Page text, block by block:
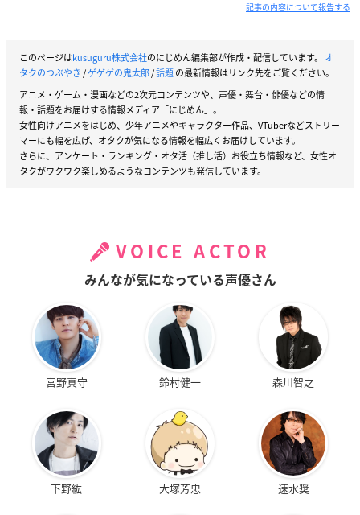
記事の内容について報告する
このページはkusuguru株式会社のにじめん編集部が作成・配信しています。 オ
タクのつぶやき/ゲゲゲの鬼太郎/話題の最新情報はリンク先をご覧ください。
アニメ・ゲーム・漫画などの2次元コンテンツや、声優・舞台・俳優などの情
報・話題をお届けする情報メディア「にじめん」。
女性向けアニメをはじめ、少年アニメやキャラクター作品、VTuberなどストリー
マーにも幅を広げ、オタクが気になる情報を幅広くお届けしています。
さらに、アンケート・ランキング・オタ活（推し活）お役立ち情報など、女性オ
タクがワクワク楽しめるようなコンテンツも発信しています。
VOICE ACTOR
みんなが気になっている声優さん
宮野真守 鈴村健一 森川智之
下野紘 大塚芳忠 速水奨